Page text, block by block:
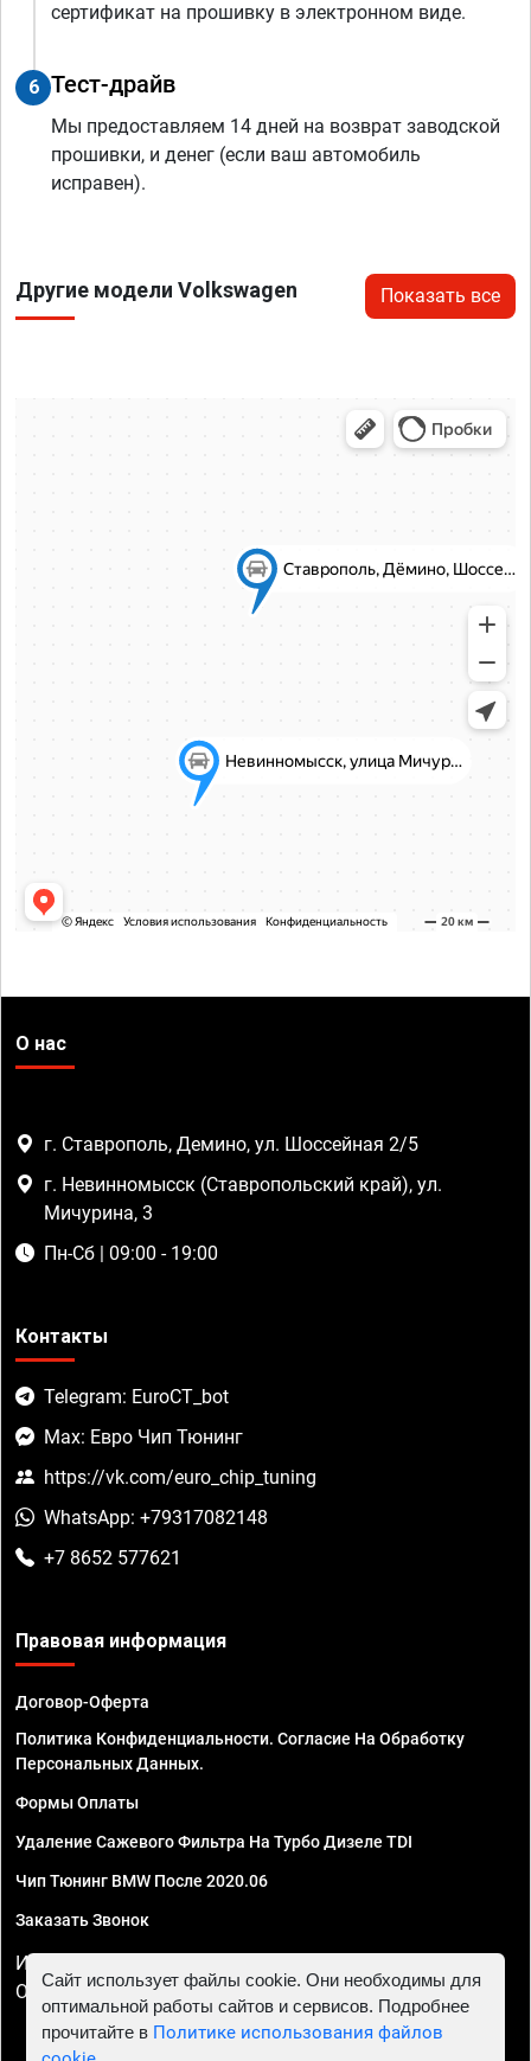
сертификат на прошивку в электронном виде.
6 Тест-драйв
Мы предоставляем 14 дней на возврат заводской
прошивки, и денег (если ваш автомобиль
исправен).
Другие модели Volkswagen Показать все
О нас
г. Ставрополь, Демино, ул. Шоссейная 2/5
г. Невинномысск (Ставропольский край), ул.
Мичурина, 3
Пн-Сб | 09:00 - 19:00
Контакты
Telegram: EuroCT_bot
Max: Евро Чип Тюнинг
https://vk.com/euro_chip_tuning
WhatsApp: +79317082148
+7 8652 577621
Правовая информация
Договор-Оферта
Политика Конфиденциальности. Согласие На Обработку
Персональных Данных.
Формы Оплаты
Удаление Сажевого Фильтра На Турбо Дизеле TDI
Чип Тюнинг BMW После 2020.06
Заказать Звонок
ИП Смирнов Георгий Павлович. ИНН 781302555843,
ОГРНИП 324470400032610
Сайт использует файлы cookie. Они необходимы для
оптимальной работы сайтов и сервисов. Подробнее
прочитайте в Политике использования файлов